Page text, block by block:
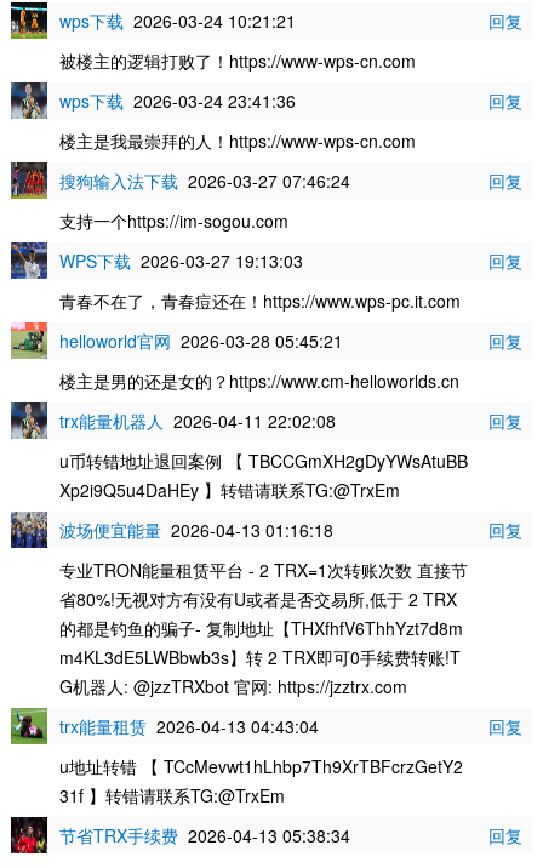
wps下载 2026-03-24 10:21:21
回复
被楼主的逻辑打败了！https://www-wps-cn.com
wps下载 2026-03-24 23:41:36
回复
楼主是我最崇拜的人！https://www-wps-cn.com
搜狗输入法下载 2026-03-27 07:46:24
回复
支持一个https://im-sogou.com
WPS下载 2026-03-27 19:13:03
回复
青春不在了，青春痘还在！https://www.wps-pc.it.com
helloworld官网 2026-03-28 05:45:21
回复
楼主是男的还是女的？https://www.cm-helloworlds.cn
trx能量机器人 2026-04-11 22:02:08
回复
u币转错地址退回案例 【 TBCCGmXH2gDyYWsAtuBB
Xp2i9Q5u4DaHEy 】转错请联系TG:@TrxEm
波场便宜能量 2026-04-13 01:16:18
回复
专业TRON能量租赁平台 - 2 TRX=1次转账次数 直接节
省80%!无视对方有没有U或者是否交易所,低于 2 TRX
的都是钓鱼的骗子- 复制地址【THXfhfV6ThhYzt7d8m
m4KL3dE5LWBbwb3s】转 2 TRX即可0手续费转账!T
G机器人: @jzzTRXbot 官网: https://jzztrx.com
trx能量租赁 2026-04-13 04:43:04
回复
u地址转错 【 TCcMevwt1hLhbp7Th9XrTBFcrzGetY2
31f 】转错请联系TG:@TrxEm
节省TRX手续费 2026-04-13 05:38:34
回复